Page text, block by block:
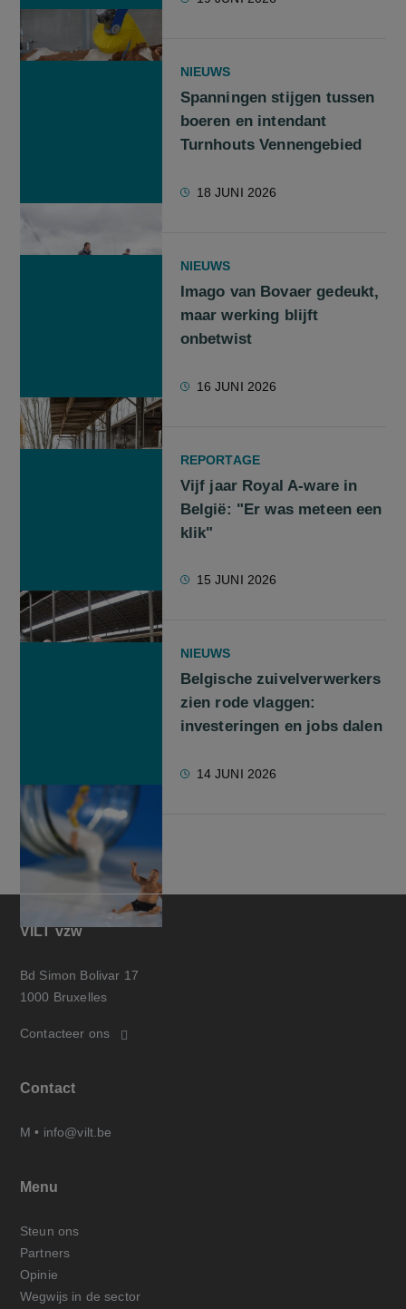
NIEUWS
Spanningen stijgen tussen
boeren en intendant
Turnhouts Vennengebied
18 JUNI 2026
NIEUWS
Imago van Bovaer gedeukt,
maar werking blijft
onbetwist
16 JUNI 2026
REPORTAGE
Vijf jaar Royal A-ware in
België: "Er was meteen een
klik"
15 JUNI 2026
NIEUWS
Belgische zuivelverwerkers
zien rode vlaggen:
investeringen en jobs dalen
14 JUNI 2026
VILT vzw
Bd Simon Bolivar 17
1000 Bruxelles
Contacteer ons
Contact
M • info@vilt.be
Menu
Steun ons
Partners
Opinie
Wegwijs in de sector